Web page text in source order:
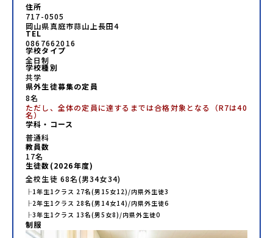
住所
717-0505
岡山県真庭市蒜山上長田4
TEL
0867662016
学校タイプ
全日制
学校種別
共学
県外生徒募集の定員
8名
ただし、全体の定員に達するまでは合格対象となる（R7は40
名）
学科・コース
普通科
教員数
17名
生徒数(2026年度)
全校生徒 68名(男34女34)
├1年生1 クラス 27名(男 15 女12)/内県外生徒3
├2年生1 クラス 28名(男 14女14)/内県外生徒6
├3年生1 クラス 13名(男5 女8)/内県外生徒0
制服